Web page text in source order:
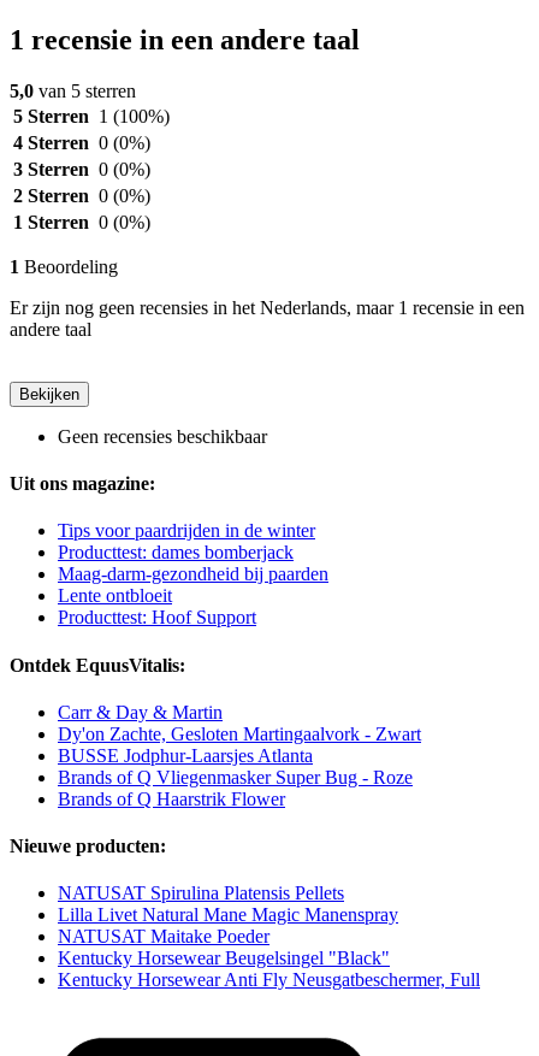
1 recensie in een andere taal
5,0 van 5 sterren
5 Sterren 1 (100%)
4 Sterren 0 (0%)
3 Sterren 0 (0%)
2 Sterren 0 (0%)
1 Sterren 0 (0%)
1 Beoordeling
Er zijn nog geen recensies in het Nederlands, maar 1 recensie in een
andere taal
Bekijken
Geen recensies beschikbaar
Uit ons magazine:
Tips voor paardrijden in de winter
Producttest: dames bomberjack
Maag-darm-gezondheid bij paarden
Lente ontbloeit
Producttest: Hoof Support
Ontdek EquusVitalis:
Carr & Day & Martin
Dy'on Zachte, Gesloten Martingaalvork - Zwart
BUSSE Jodphur-Laarsjes Atlanta
Brands of Q Vliegenmasker Super Bug - Roze
Brands of Q Haarstrik Flower
Nieuwe producten:
NATUSAT Spirulina Platensis Pellets
Lilla Livet Natural Mane Magic Manenspray
NATUSAT Maitake Poeder
Kentucky Horsewear Beugelsingel "Black"
Kentucky Horsewear Anti Fly Neusgatbeschermer, Full